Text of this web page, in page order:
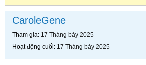
CaroleGene
Tham gia 17 Tháng bảy 2025
Hoạt động cuối 17 Tháng bảy 2025